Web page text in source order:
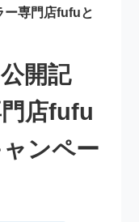
ー専門店fufuと
開記
店fufu
ンペー